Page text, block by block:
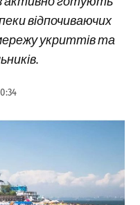
відпочиваючих
укриттів та